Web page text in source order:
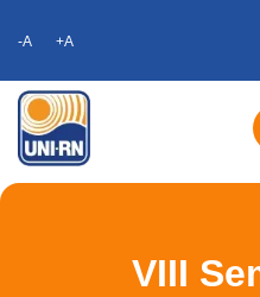
-A +A
VIII